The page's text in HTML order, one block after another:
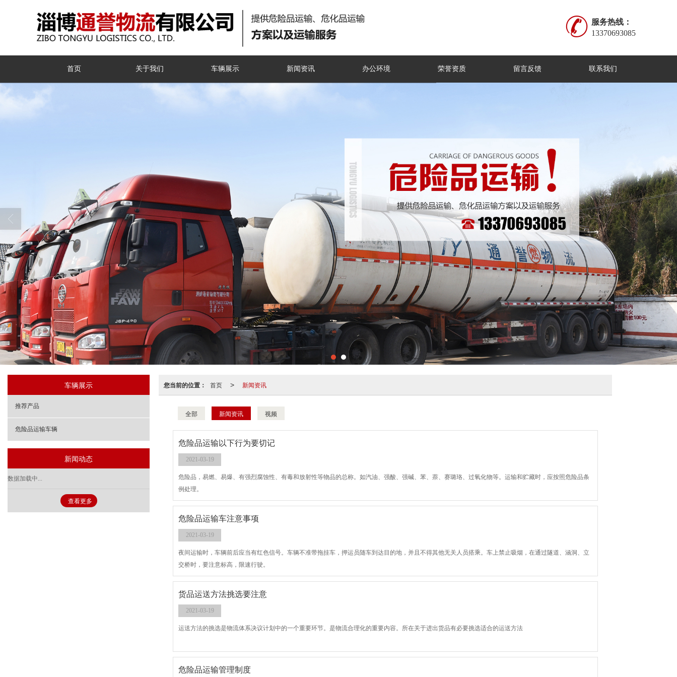
服务热线：
13370693085
首页 关于我们 车辆展示 新闻资讯 办公环境 荣誉资质 留言反馈 联系我们
您当前的位置： 首页 > 新闻资讯
全部 新闻资讯 视频
危险品运输以下行为要切记
2021-03-19
危险品，易燃、易爆、有强烈腐蚀性、有毒和放射性等物品的总称。如汽油、强酸、强碱、苯、萘、赛璐珞、过氧化物等。运输和贮藏时，应按照危险品条
例处理。
危险品运输车注意事项
2021-03-19
夜间运输时，车辆前后应当有红色信号。车辆不准带拖挂车，押运员随车到达目的地，并且不得其他无关人员搭乘。车上禁止吸烟，在通过隧道、涵洞、立
交桥时，要注意标高，限速行驶。
货品运送方法挑选要注意
2021-03-19
运送方法的挑选是物流体系决议计划中的一个重要环节。是物流合理化的重要内容。所在关于进出货品有必要挑选适合的运送方法
危险品运输管理制度
车辆展示
推荐产品
危险品运输车辆
新闻动态
数据加载中...
查看更多